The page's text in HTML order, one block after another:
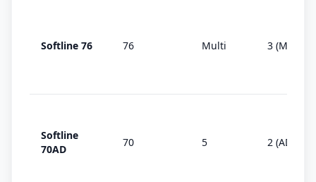
Softline 76 76 Multi 3 (MD)
Softline
70AD
70 5 2 (AD)